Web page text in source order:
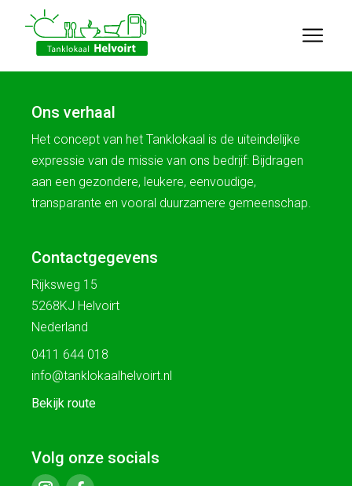
Ons verhaal
Het concept van het Tanklokaal is de uiteindelijke
expressie van de missie van ons bedrijf: Bijdragen
aan een gezondere, leukere, eenvoudige,
transparante en vooral duurzamere gemeenschap.
Contactgegevens
Rijksweg 15
5268KJ Helvoirt
Nederland
0411 644 018
info@tanklokaalhelvoirt.nl
Bekijk route
Volg onze socials